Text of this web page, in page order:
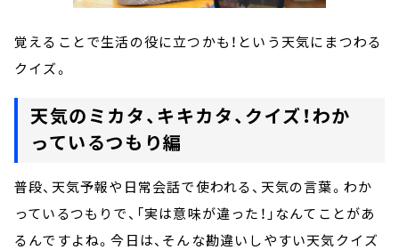
覚えることで生活の役に立つかも！という天気にまつわる
クイズ。
天気のミカタ、キキカタ、クイズ！わか
っているつもり編
普段、天気予報や日常会話で使われる、天気の言葉。わか
っているつもりで、「実は意味が違った！」なんてことがあ
るんですよね。今日は、そんな勘違いしやすい天気クイズ